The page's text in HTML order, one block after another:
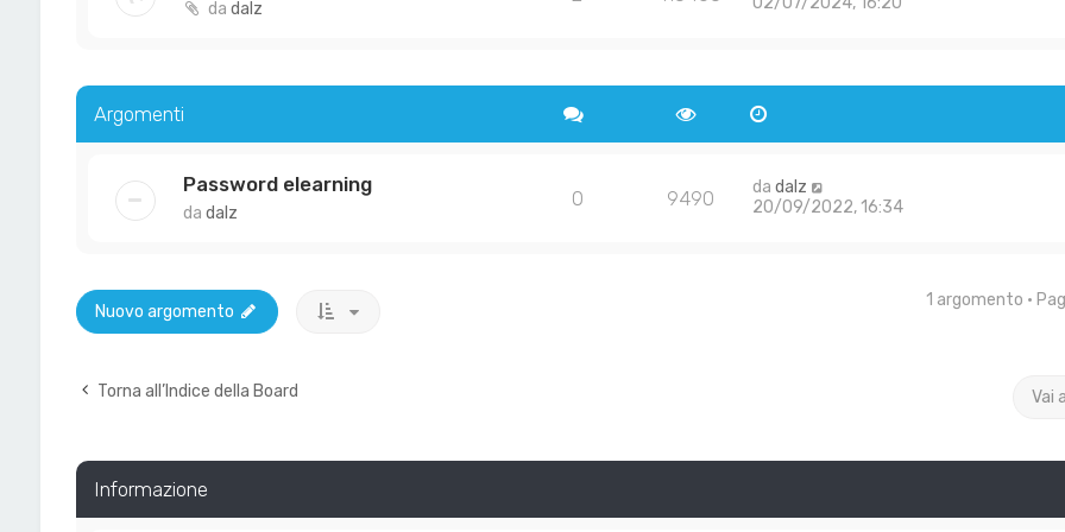
da dalz
Argomenti
Password elearning
da dalz
0 9490 dadalz
20/09/2022, 16:34
Nuovo argomento
1 argomento •
Torna all’Indice della Board Vai a
Informazione